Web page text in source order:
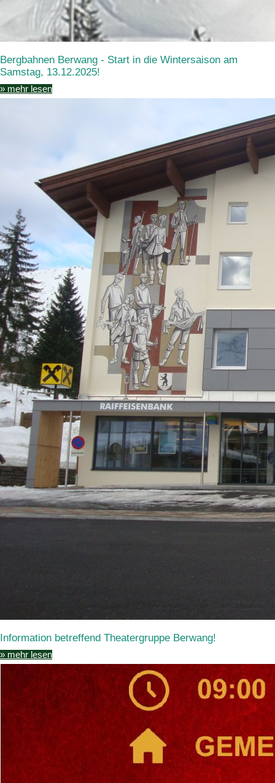
Bergbahnen Berwang - Start in die Wintersaison am
Samstag, 13.12.2025!
» mehr lesen
Information betreffend Theatergruppe Berwang!
» mehr lesen